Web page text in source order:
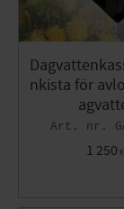
nkista för
1 250